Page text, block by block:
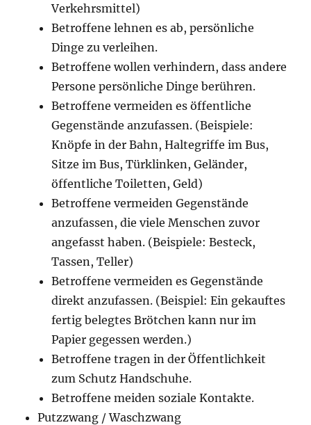
Verkehrsmittel)
Betroffene lehnen es ab, persönliche
Dinge zu verleihen.
Betroffene wollen verhindern, dass andere
Persone persönliche Dinge berühren.
Betroffene vermeiden es öffentliche
Gegenstände anzufassen. (Beispiele:
Knöpfe in der Bahn, Haltegriffe im Bus,
Sitze im Bus, Türklinken, Geländer,
öffentliche Toiletten, Geld)
Betroffene vermeiden Gegenstände
anzufassen, die viele Menschen zuvor
angefasst haben. (Beispiele: Besteck,
Tassen, Teller)
Betroffene vermeiden es Gegenstände
direkt anzufassen. (Beispiel: Ein gekauftes
fertig belegtes Brötchen kann nur im
Papier gegessen werden.)
Betroffene tragen in der Öffentlichkeit
zum Schutz Handschuhe.
Betroffene meiden soziale Kontakte.
Putzzwang / Waschzwang